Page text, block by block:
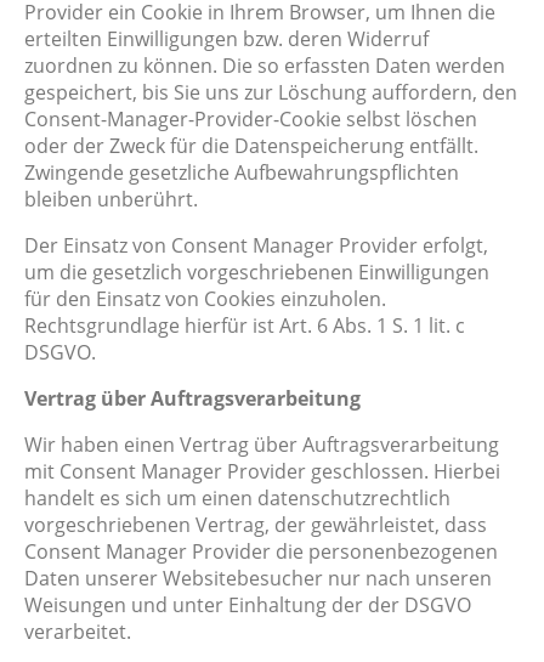
Provider ein Cookie in Ihrem Browser, um Ihnen die
erteilten Einwilligungen bzw. deren Widerruf
zuordnen zu können. Die so erfassten Daten werden
gespeichert, bis Sie uns zur Löschung auffordern, den
Consent-Manager-Provider-Cookie selbst löschen
oder der Zweck für die Datenspeicherung entfällt.
Zwingende gesetzliche Aufbewahrungspflichten
bleiben unberührt.
Der Einsatz von Consent Manager Provider erfolgt,
um die gesetzlich vorgeschriebenen Einwilligungen
für den Einsatz von Cookies einzuholen.
Rechtsgrundlage hierfür ist Art. 6 Abs. 1 S. 1 lit. c
DSGVO.
Vertrag über Auftragsverarbeitung
Wir haben einen Vertrag über Auftragsverarbeitung
mit Consent Manager Provider geschlossen. Hierbei
handelt es sich um einen datenschutzrechtlich
vorgeschriebenen Vertrag, der gewährleistet, dass
Consent Manager Provider die personenbezogenen
Daten unserer Websitebesucher nur nach unseren
Weisungen und unter Einhaltung der der DSGVO
verarbeitet.